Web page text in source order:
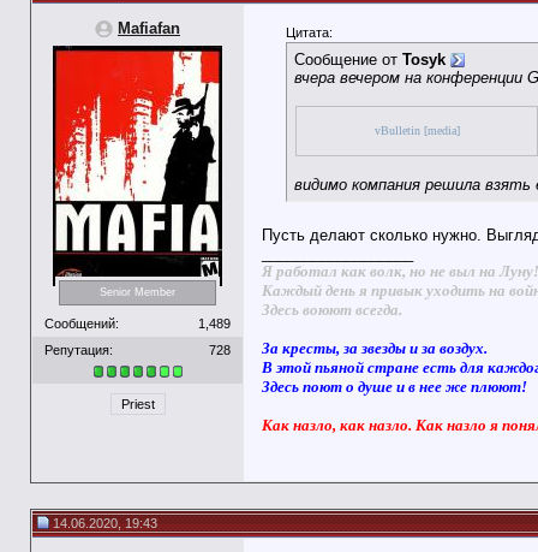
Mafiafan
Senior Member
Сообщений:
1,489
Репутация:
728
Priest
Цитата:
Сообщение от Tosyk
вчера вечером на конференции
vBulletin [media]
видимо компания решила взять
Пусть делают сколько нужно.
Я работал как волк, но не выл на Луну!
Каждый день я привык уходить на
Здесь воюют всегда.
За кресты, за звезды и за воздух.
В этой пьяной стране есть для
Здесь поют о душе и в нее же плюют!
Как назло, как назло. Как назло я
14.06.2020, 19:43